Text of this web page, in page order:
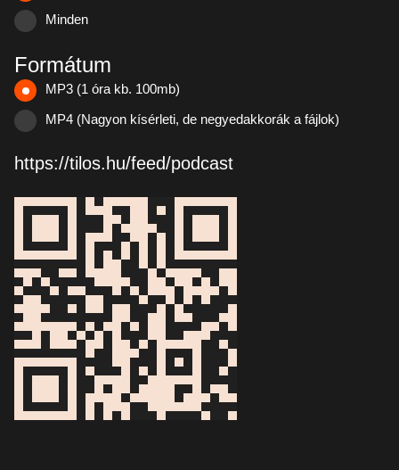
Minden
Formátum
MP3 (1 óra kb. 100mb)
MP4 (Nagyon kísérleti, de negyedakkorák a fájlok)
https://tilos.hu/feed/podcast